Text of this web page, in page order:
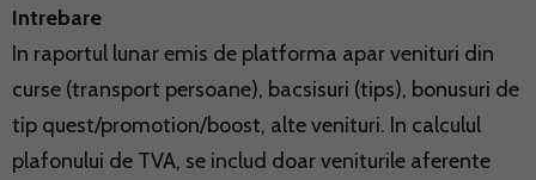
Intrebare
In raportul lunar emis de platforma apar venituri din
curse (transport persoane), bacsisuri (tips), bonusuri de
tip quest/promotion/boost, alte venituri. In calculul
plafonului de TVA, se includ doar veniturile aferente